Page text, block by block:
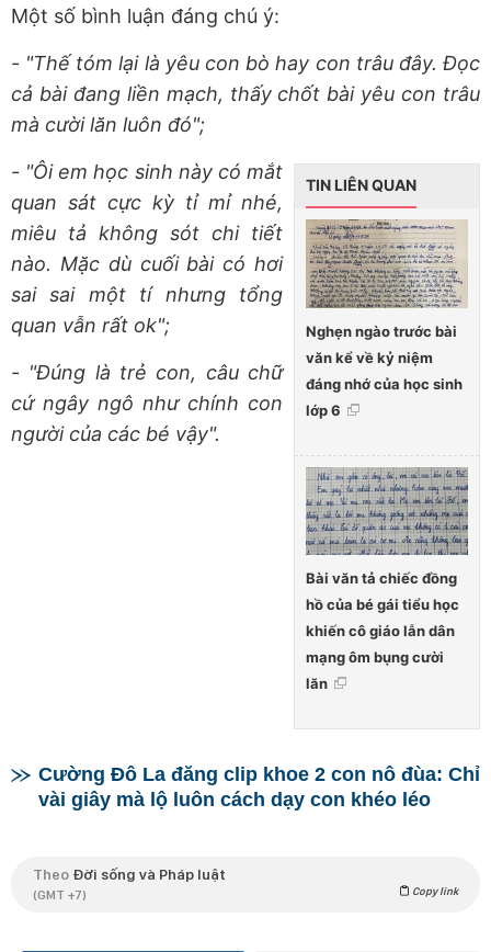
Một số bình luận đáng chú ý:
- "Thế tóm lại là yêu con bò hay con trâu đây. Đọc
cả bài đang liền mạch, thấy chốt bài yêu con trâu
mà cười lăn luôn đó";
TIN LIÊN QUAN
Nghẹn ngào trước bài
văn kể về kỷ niệm
đáng nhớ của học sinh
lớp 6
Bài văn tả chiếc đồng
hồ của bé gái tiểu học
khiến cô giáo lẫn dân
mạng ôm bụng cười
lăn
- "Ôi em học sinh này có mắt
quan sát cực kỳ tỉ mỉ nhé,
miêu tả không sót chi tiết
nào. Mặc dù cuối bài có hơi
sai sai một tí nhưng tổng
quan vẫn rất ok";
- "Đúng là trẻ con, câu chữ
cứ ngây ngô như chính con
người của các bé vậy".
Cường Đô La đăng clip khoe 2 con nô đùa: Chỉ
vài giây mà lộ luôn cách dạy con khéo léo
Theo Đời sống và Pháp luật
(GMT +7) Copy link